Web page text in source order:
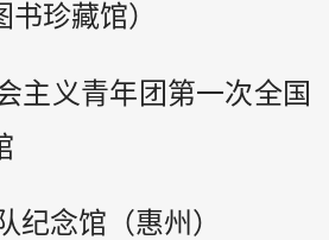
珍藏馆）
主义青年团第一次全国
纪念馆（惠州）